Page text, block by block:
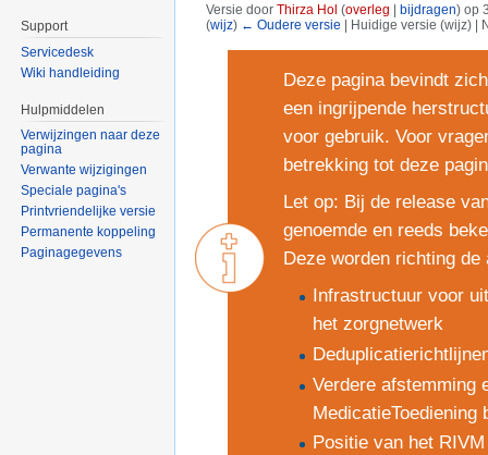
Versie door Thirza Hol (overleg | bijdragen)op
(wijz) ← Oudere versie | Huidige versie (wijz) |
Deze pagina bevindt
een ingrijpende
voor gebruik. Voor
betrekking tot deze
Let op: Bij de release
genoemde en reeds
Deze worden richting
Infrastructuur voor
het zorgnetwerk
Verdere afstemming
MedicatieToediening
Positie van het
Support
Servicedesk
Wiki handleiding
Hulpmiddelen
Verwijzingen naar deze
pagina
Verwante wijzigingen
Speciale pagina's
Printvriendelijke versie
Permanente koppeling
Paginagegevens